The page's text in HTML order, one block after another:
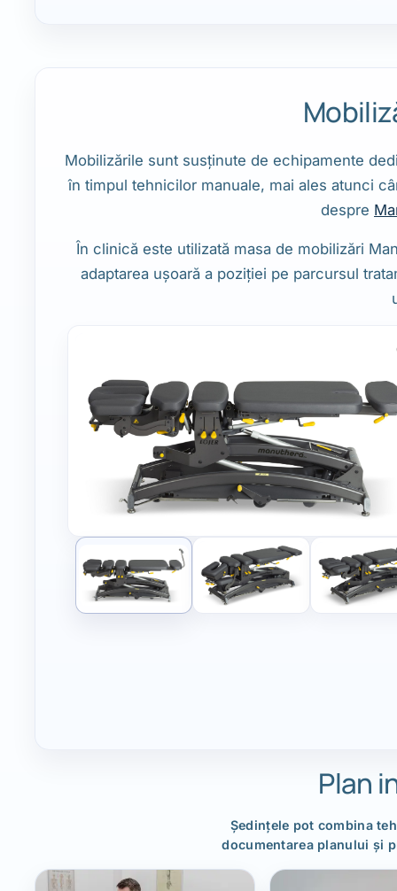
Mobilizările sunt susținute de echipamente
în timpul tehnicilor manuale, mai ales atunci
despre
În clinică este utilizată masa de mobilizări
adaptarea ușoară a poziției pe parcursul
Plan
Ședințele pot combina
documentarea planului și